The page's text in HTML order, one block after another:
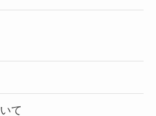
て